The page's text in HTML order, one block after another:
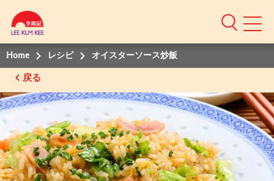
Home レシピ オイスターソース炒飯
戻る